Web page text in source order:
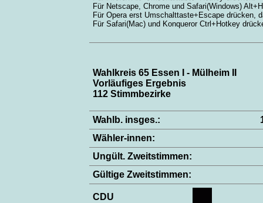
Für Netscape, Chrome und Safari(Windows)
Für Opera erst Umschalttaste+Escape drücken,
Für Safari(Mac) und Konqueror Ctrl+Hotkey
Wahlkreis 65 Essen I - Mülheim II
Vorläufiges Ergebnis
112 Stimmbezirke
Wahlb. insges.:
Wähler-innen:
Ungült. Zweitstimmen:
Gültige Zweitstimmen:
CDU